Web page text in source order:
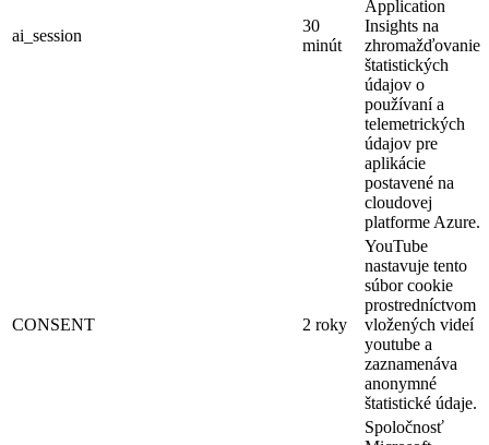
ai_session
30
minút
Application
Insights na
zhromažďovanie
štatistických
údajov o
používaní a
telemetrických
údajov pre
aplikácie
postavené na
cloudovej
platforme Azure.
CONSENT 2 roky
YouTube
nastavuje tento
súbor cookie
prostredníctvom
vložených videí
youtube a
zaznamenáva
anonymné
štatistické údaje.
Spoločnosť